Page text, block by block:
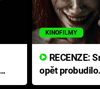
KINOFILMY
opět
přichází s